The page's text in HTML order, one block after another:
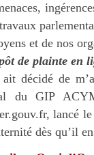
et de nos
de plainte en
décidé de
du GIP
lancé
dès qu’il